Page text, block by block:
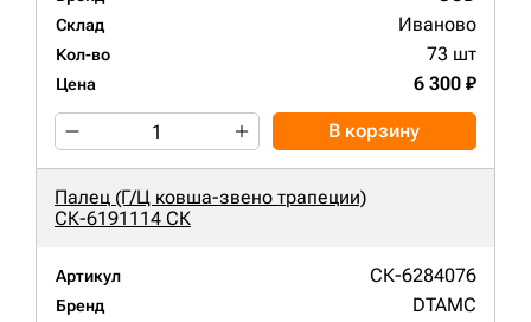
Склад Иваново
Кол-во 73 шт
Цена 6 300 ₽
В корзину
Палец (Г/Ц ковша-звено трапеции)
СК-6191114 СК
Артикул СК-6284076
Бренд DTAMC